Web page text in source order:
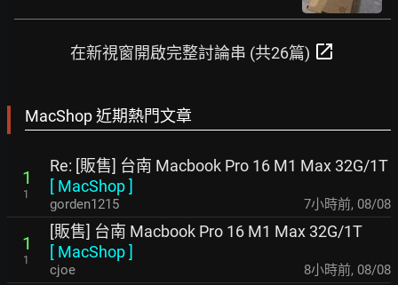
在新視窗開啟完整討論串 (共26篇) open_in_new
MacShop 近期熱門文章
1
1
Re: [販售] 台南 Macbook Pro 16 M1 Max 32G/1T
[ MacShop]
gorden1215 7小時前, 08/08
1
1
[販售] 台南 Macbook Pro 16 M1 Max 32G/1T
[ MacShop]
cjoe 8小時前, 08/08